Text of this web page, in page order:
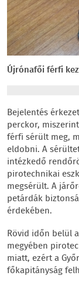
Újrónafői férfi
Bejelentés
perckor,
férfi sérült meg,
eldobni. A
intézkedő
pirotechnikai
megsérült. A
petárdák
érdekében.
Rövid időn belül
megyében
miatt, ezért a
főkapitányság